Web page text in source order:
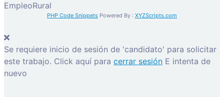
EmpleoRural
PHP Code Snippets Powered By : XYZScripts.com
Se requiere inicio de sesión de 'candidato' para solicitar
este trabajo. Click aquí para cerrar sesión E intenta de
nuevo